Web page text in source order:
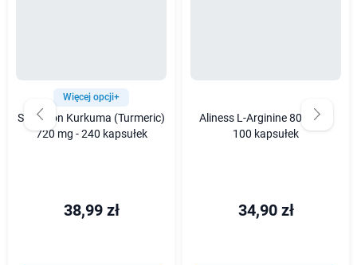
Więcej opcji+
Swanson Kurkuma (Turmeric)
720 mg - 240 kapsułek
38,99 zł
Aliness L-Arginine 800 mg -
100 kapsułek
34,90 zł